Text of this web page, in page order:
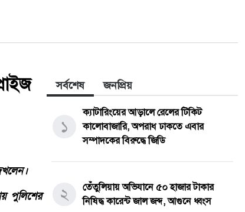
সর্বশেষ জনপ্রিয়
১
ক্যাটারিংয়ের আড়ালে রেলের টিকিট
কালোবাজারি, অপরাধ ঢাকতে এবার
সম্পাদকের বিরুদ্ধে জিডি
২
তেঁতুলিয়ায় অভিযানে ৫০ হাজার টাকার
নিষিদ্ধ কারেন্ট জাল জব্দ, আগুনে ধ্বংস